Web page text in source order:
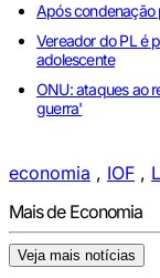
Após condenação
Vereador do PL é
adolescente
ONU: ataques ao
guerra'
economia , IOF ,
Mais de Economia
Veja mais notícias